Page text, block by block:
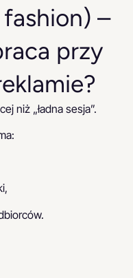
–
przy
niż „ładna sesja”.